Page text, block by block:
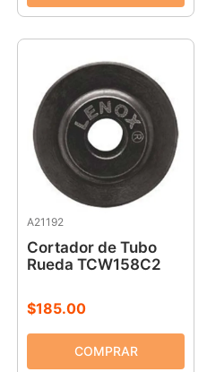
A21192
Cortador de Tubo
Rueda TCW158C2
$185.00